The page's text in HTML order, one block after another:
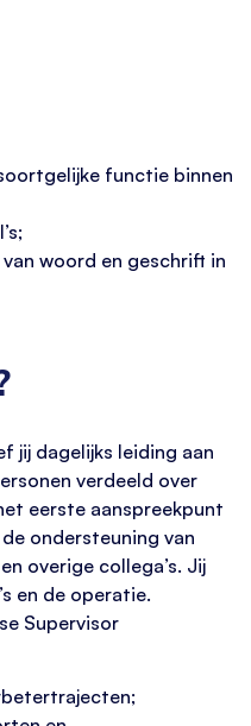
functie binnen
woord en geschrift in
jij dagelijks leiding aan
verdeeld over
eerste aanspreekpunt
ondersteuning van
overige collega’s. Jij
en de operatie.
Supervisor